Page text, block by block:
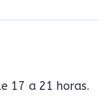
17 a 21 horas.